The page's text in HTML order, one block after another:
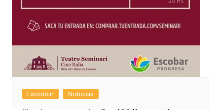
Escobar Noticias